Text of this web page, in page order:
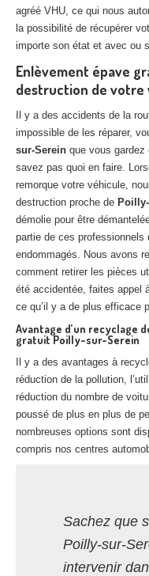
Centreagréé VHU
Centreagréé VHU 92
Centreagréé VHU
Centreagréé VHU
Centreagréé VHU 95
DOCUMENTSÀ
RACHAT
CONTACT
agréé VHU, ce qui nous
la possibilité de récupérer
importe son état et avec ou
Enlèvement épave
destruction de votre
Il y a des accidents de la
impossible de les réparer,
sur-Serein que vous
savez pas quoi en faire.
remorque votre véhicule,
destruction proche de
démolie pour être
partie de ces
endommagés. Nous avons
comment retirer les pièces
été accidentée, faites appel
ce qu’il y a de plus efficace
Avantage d’un recyclage
gratuit Poilly-sur-Serein
Il y a des avantages à
réduction de la pollution,
réduction du nombre de
poussé de plus en plus de
nombreuses options sont
compris nos centres
Sachez que
Poilly-sur-
intervenir